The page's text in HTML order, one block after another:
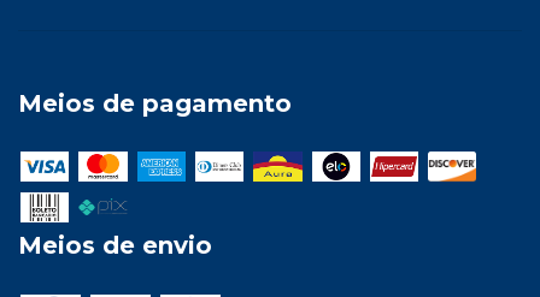
Meios de pagamento
Meios de envio